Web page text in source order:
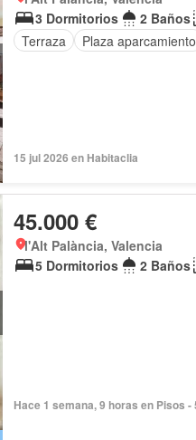
3 Dormitorios
2 Baños
Terraza
Plaza aparcamiento
15 jul 2026 en Habitaclia
45.000 €
l'Alt Palància, Valencia
5 Dormitorios
2 Baños
Hace 1 semana, 9 horas en Pisos -